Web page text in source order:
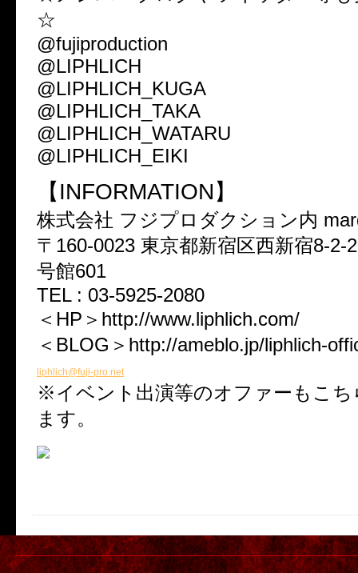
☆
@fujiproduction
@LIPHLICH
@LIPHLICH_KUGA
@LIPHLICH_TAKA
@LIPHLICH_WATARU
@LIPHLICH_EIKI
【INFORMATION】
株式会社 フジプロダクション内
〒160-0023 東京都新宿区西新宿8-2-
号館601
TEL : 03-5925-2080
＜HP＞http://www.liphlich.com/
＜BLOG＞http://ameblo.jp/liphlich-
liphlich@fuji-pro.net
※イベント出演等のオファーもこち
ます。